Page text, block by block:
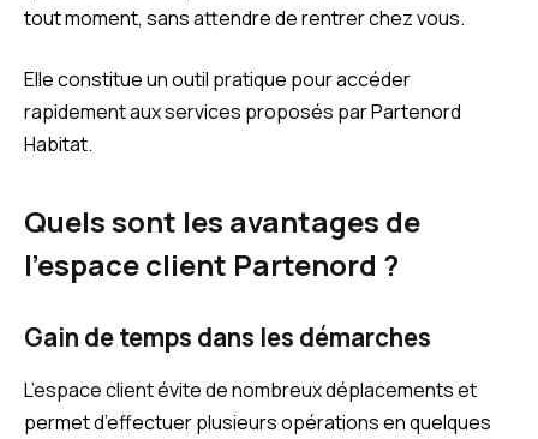
tout moment, sans attendre de rentrer chez vous.
Elle constitue un outil pratique pour accéder
rapidement aux services proposés par Partenord
Habitat.
Quels sont les avantages de
l’espace client Partenord ?
Gain de temps dans les démarches
L’espace client évite de nombreux déplacements et
permet d’effectuer plusieurs opérations en quelques